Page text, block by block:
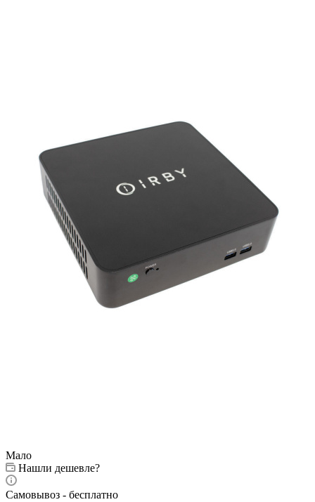
Мало
Нашли дешевле?
Самовывоз - бесплатно